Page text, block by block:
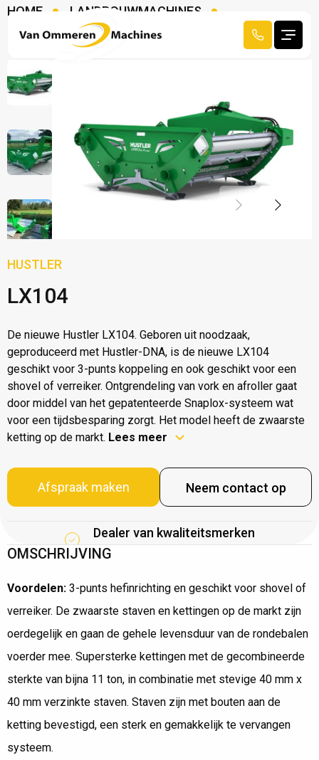
HOME
LANDBOUWMACHINES
BAALAFROLLERS
HUSTLER LX104
HUSTLER
LX104
De nieuwe Hustler LX104. Geboren uit noodzaak,
geproduceerd met Hustler-DNA, is de nieuwe LX104
geschikt voor 3-punts koppeling en ook geschikt voor een
shovel of verreiker. Ontgrendeling van vork en afroller gaat
door middel van het gepatenteerde Snaplox-systeem wat
voor een tijdsbesparing zorgt. Het model heeft de zwaarste
ketting op de markt. Lees meer
Afspraak maken Neem contact op
Dealer van kwaliteitsmerken
OMSCHRIJVING
Voordelen: 3-punts hefinrichting en geschikt voor shovel of
verreiker. De zwaarste staven en kettingen op de markt zijn
oerdegelijk en gaan de gehele levensduur van de rondebalen
voerder mee. Supersterke kettingen met de gecombineerde
sterkte van bijna 11 ton, in combinatie met stevige 40 mm x
40 mm verzinkte staven. Staven zijn met bouten aan de
ketting bevestigd, een sterk en gemakkelijk te vervangen
systeem.